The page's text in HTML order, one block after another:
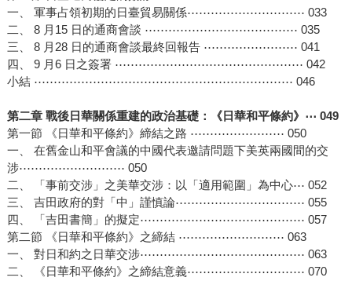
一、 軍事占領初期的日臺貿易關係⋯⋯⋯⋯⋯⋯⋯⋯⋯⋯ 033
二、 8 月15 日的通商會談 ⋯⋯⋯⋯⋯⋯⋯⋯⋯⋯⋯⋯⋯ 035
三、 8 月28 日的通商會談最終回報告 ⋯⋯⋯⋯⋯⋯⋯⋯ 041
四、 9 月6 日之簽署 ⋯⋯⋯⋯⋯⋯⋯⋯⋯⋯⋯⋯⋯⋯⋯⋯ 042
小結 ⋯⋯⋯⋯⋯⋯⋯⋯⋯⋯⋯⋯⋯⋯⋯⋯⋯⋯⋯⋯⋯⋯ 046
第二章 戰後日華關係重建的政治基礎：《日華和平條約》⋯ 049
第一節 《日華和平條約》締結之路 ⋯⋯⋯⋯⋯⋯⋯⋯ 050
一、 在舊金山和平會議的中國代表邀請問題下美英兩國間的交
涉⋯⋯⋯⋯⋯⋯⋯⋯⋯ 050
二、 「事前交涉」之美華交涉：以「適用範圍」為中心⋯ 052
三、 吉田政府的對「中」謹慎論⋯⋯⋯⋯⋯⋯⋯⋯⋯⋯⋯ 055
四、 「吉田書簡」的擬定⋯⋯⋯⋯⋯⋯⋯⋯⋯⋯⋯⋯⋯⋯ 057
第二節 《日華和平條約》之締結 ⋯⋯⋯⋯⋯⋯⋯⋯⋯ 063
一、 對日和約之日華交涉⋯⋯⋯⋯⋯⋯⋯⋯⋯⋯⋯⋯⋯⋯ 063
二、 《日華和平條約》之締結意義⋯⋯⋯⋯⋯⋯⋯⋯⋯⋯ 070